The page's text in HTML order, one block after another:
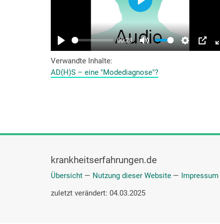
Verwandte Inhalte
AD(H)S – eine "Modediagnose"?
krankheitserfahrungen.de
Übersicht — Nutzung dieser Website — Impressum
zuletzt verändert: 04.03.2025